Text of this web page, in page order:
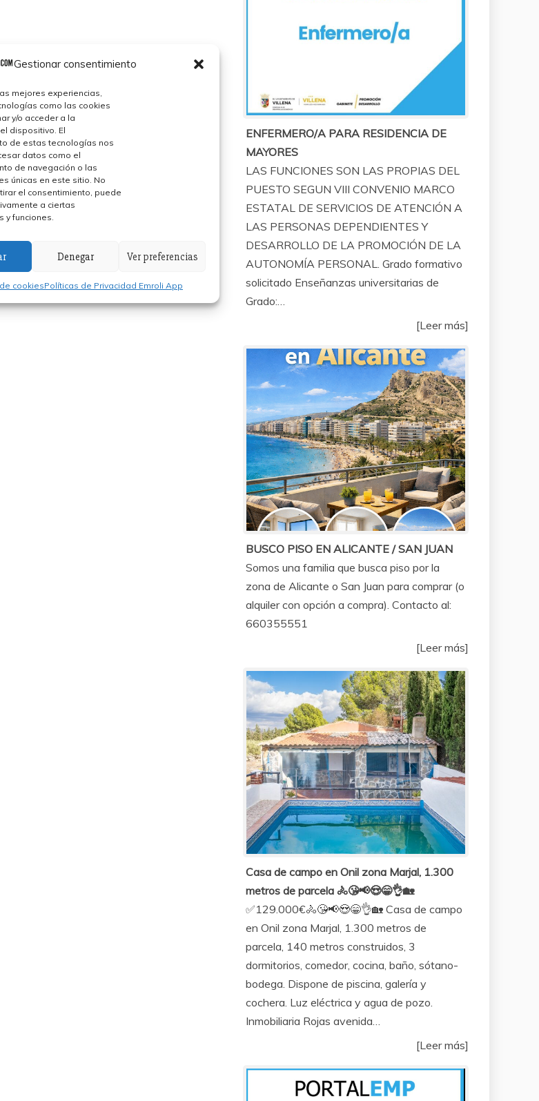
Gestionar consentimiento
mejores experiencias,
como las cookies
y/o acceder a la
dispositivo. El
de estas tecnologías nos
datos como el
de navegación o las
únicas en este sitio. No
el consentimiento, puede
a ciertas
y funciones.
Denegar Ver preferencias
cookiesPolíticas de Privacidad Emroli App
ENFERMERO/A PARA RESIDENCIA DE
MAYORES
LAS FUNCIONES SON LAS PROPIAS DEL
PUESTO SEGUN VIII CONVENIO MARCO
ESTATAL DE SERVICIOS DE ATENCIÓN A
LAS PERSONAS DEPENDIENTES Y
DESARROLLO DE LA PROMOCIÓN DE LA
AUTONOMÍA PERSONAL. Grado formativo
solicitado Enseñanzas universitarias de
Grado:…
[Leer más]
BUSCO PISO EN ALICANTE / SAN JUAN
Somos una familia que busca piso por la
zona de Alicante o San Juan para comprar (o
alquiler con opción a compra). Contacto al:
660355551
[Leer más]
Casa de campo en Onil zona Marjal, 1.300
metros de parcela 🚴😘📢😍😁👌🏡
✅129.000€🚴😘📢😍😁👌🏡 Casa de campo
en Onil zona Marjal, 1.300 metros de
parcela, 140 metros construidos, 3
dormitorios, comedor, cocina, baño, sótano-
bodega. Dispone de piscina, galería y
cochera. Luz eléctrica y agua de pozo.
Inmobiliaria Rojas avenida…
[Leer más]